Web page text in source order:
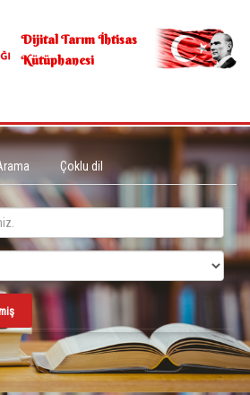
Dijital Tarım İhtisas
Kütüphanesi
Çoklu dil